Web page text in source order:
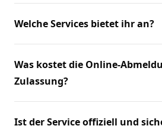
Welche Services bietet ihr an?
Was kostet die Online-
Zulassung?
Ist der Service offiziell und